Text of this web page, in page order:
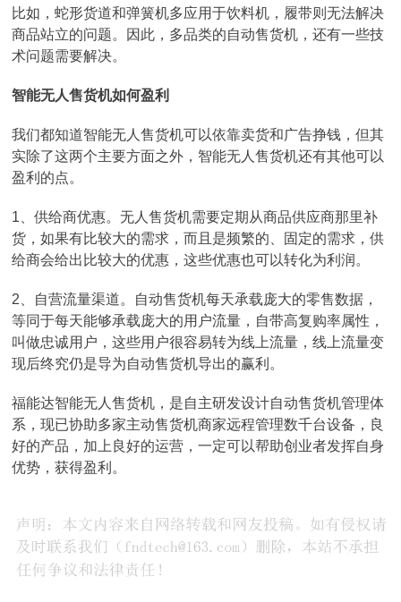
比如，蛇形货道和弹簧机多应用于饮料机，履带则无法解决
商品站立的问题。因此，多品类的自动售货机，还有一些技
术问题需要解决。
智能无人售货机如何盈利
我们都知道智能无人售货机可以依靠卖货和广告挣钱，但其
实除了这两个主要方面之外，智能无人售货机还有其他可以
盈利的点。
1、供给商优惠。无人售货机需要定期从商品供应商那里补
货，如果有比较大的需求，而且是频繁的、固定的需求，供
给商会给出比较大的优惠，这些优惠也可以转化为利润。
2、自营流量渠道。自动售货机每天承载庞大的零售数据，
等同于每天能够承载庞大的用户流量，自带高复购率属性，
叫做忠诚用户，这些用户很容易转为线上流量，线上流量变
现后终究仍是导为自动售货机导出的赢利。
福能达智能无人售货机，是自主研发设计自动售货机管理体
系，现已协助多家主动售货机商家远程管理数千台设备，良
好的产品，加上良好的运营，一定可以帮助创业者发挥自身
优势，获得盈利。